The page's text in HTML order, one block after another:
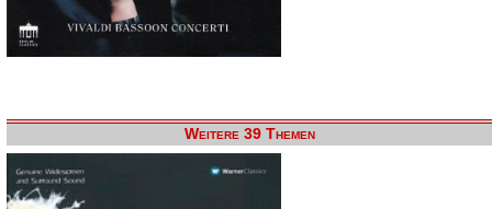
Weitere 39 Themen